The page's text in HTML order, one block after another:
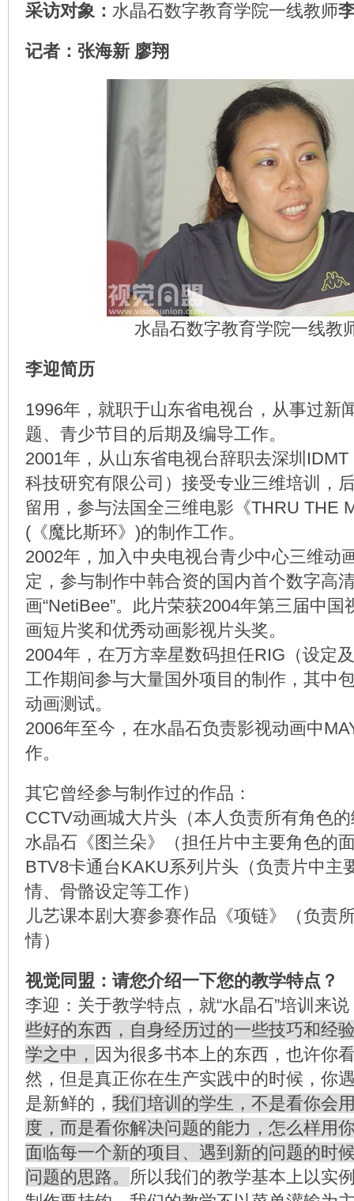
采访对象： 水晶石数字教育学院一线教师
记者：张海新 廖翔
水晶石数字教育学院一线教
李迎简历
1996年，就职于山东省电视台，从事过新
题、青少节目的后期及编导工作。
2001年，从山东省电视台辞职去深圳
科技研究有限公司）接受专业三维培训，
留用，参与法国全三维电影《THRU THE
(《魔比斯环》)的制作工作。
2002年，加入中央电视台青少中心三维动
定，参与制作中韩合资的国内首个数字高
画“NetiBee”。此片荣获2004年第三届中国
画短片奖和优秀动画影视片头奖。
2004年，在万方幸星数码担任RIG（设定
工作期间参与大量国外项目的制作，其中
动画测试。
2006年至今，在水晶石负责影视动画中
作。
其它曾经参与制作过的作品：
CCTV动画城大片头（本人负责所有角色
水晶石《图兰朵》（担任片中主要角色的
BTV8卡通台KAKU系列片头（负责片中主
情、骨骼设定等工作）
儿艺课本剧大赛参赛作品《项链》（负责
情）
视觉同盟：请您介绍一下您的教学特点？
李迎：关于教学特点，就“水晶石”培训来说
些好的东西，自身经历过的一些技巧和经
学之中， 因为很多书本上的东西，也许你
然，但是真正你在生产实践中的时候，你
是新鲜的， 我们培训的学生，不是看你会
度，而是看你解决问题的能力，怎么样用
面临每一个新的项目、遇到新的问题的时
问题的思路。 所以我们的教学基本上以实